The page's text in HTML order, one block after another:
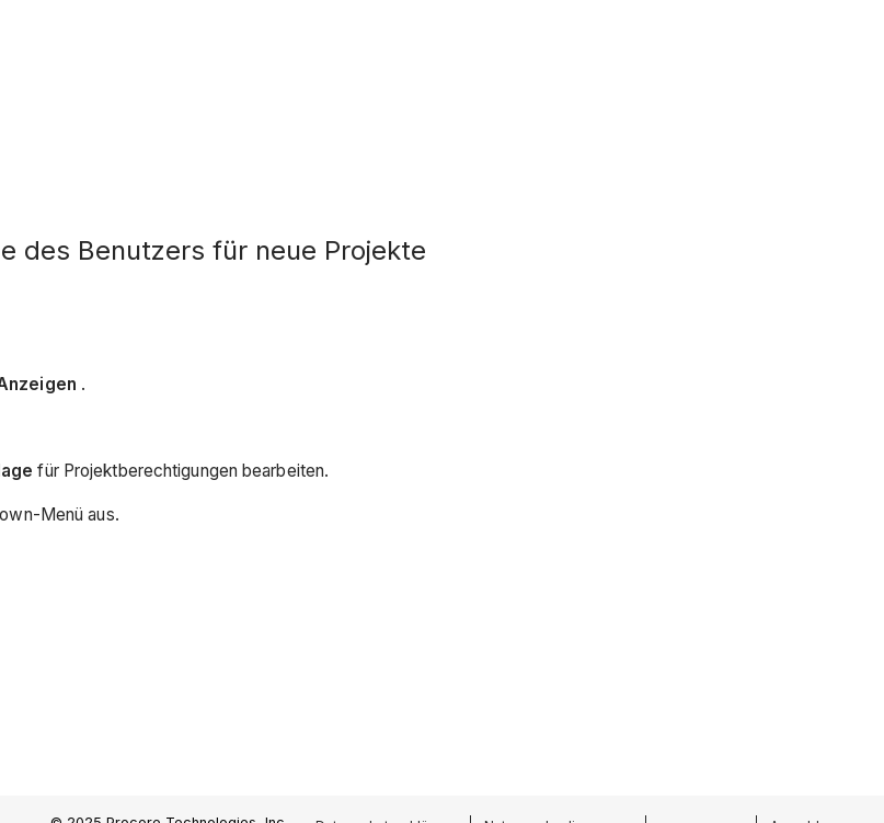
des Benutzers für neue Projekte
.
für Projektberechtigungen bearbeiten.
Menü aus.